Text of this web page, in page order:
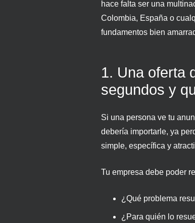
hace falta ser una
Colombia, España o
fundamentos bien
1. Una oferta
segundos y
Si una persona ve tu
debería importarle, ya
simple, específica y
Tu empresa debe poder
¿Qué problema
¿Para quién lo